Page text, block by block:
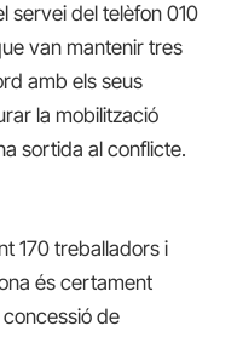
servei del telèfon 010
van mantenir tres
amb els seus
la mobilització
sortida al conflicte.
170 treballadors i
és certament
concessió de